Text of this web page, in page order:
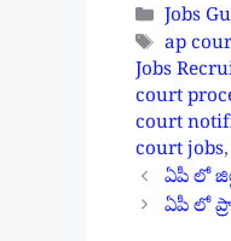
Jobs
Tags
ap
Jobs
court
court
court jobs,
ఏపీ లో
ఏపీ లో